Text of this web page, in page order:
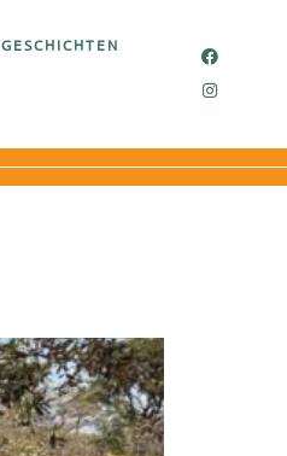
GESCHICHTEN